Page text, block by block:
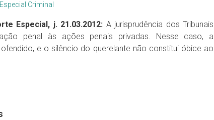
Criminal
Especial, j. 21.03.2012: A jurisprudência dos Tribunais
penal às ações penais privadas. Nesse caso, a
e o silêncio do querelante não constitui óbice ao